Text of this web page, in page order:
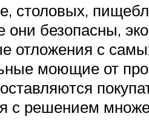
столовых,
они безопасны,
отложения с
моющие от
с решением